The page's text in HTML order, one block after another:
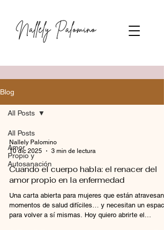
Blog
All Posts
Amor
Propio y
Autosanación
All Posts
Nallely Palomino
10 dic 2025
3 min de lectura
Cuando el cuerpo habla: el renacer del
amor propio en la enfermedad
Una carta abierta para mujeres que están
momentos de salud difíciles… y necesitan un
para volver a sí mismas. Hoy quiero abrirte el